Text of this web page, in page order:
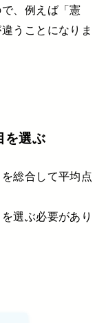
、例えば「憲
うことになりま
を選ぶ
総合して平均点
を選ぶ必要があり